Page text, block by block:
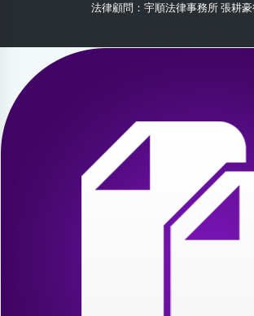
法律顧問：宇順法律事務所 張耕